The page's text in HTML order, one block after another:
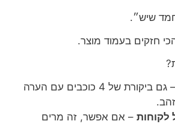
שיש״.
חזקים בעמוד מוצר.
– גם ביקורת של 4 כוכבים עם הערה
לקוחות – אם אפשר, זה מרים